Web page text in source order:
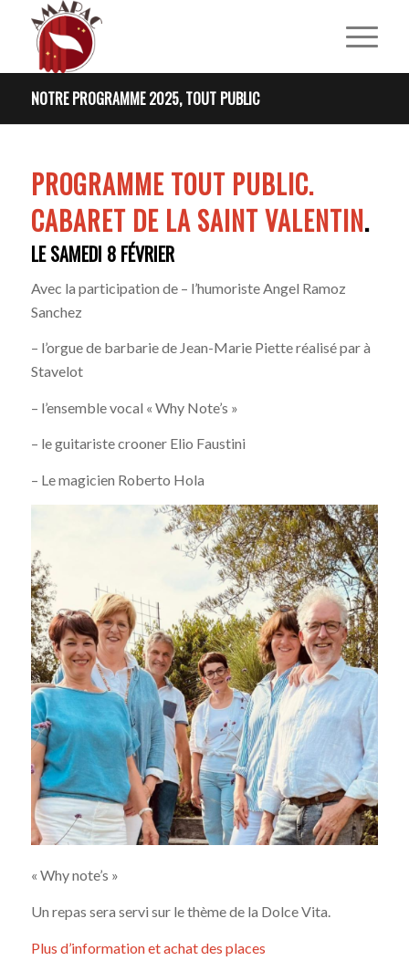
NOTRE PROGRAMME 2025, TOUT PUBLIC
PROGRAMME TOUT PUBLIC.
CABARET DE LA SAINT VALENTIN.
LE SAMEDI 8 FÉVRIER
Avec la participation de – l’humoriste Angel Ramoz
Sanchez
– l’orgue de barbarie de Jean-Marie Piette réalisé par à
Stavelot
– l’ensemble vocal « Why Note’s »
– le guitariste crooner Elio Faustini
– Le magicien Roberto Hola
« Why note’s »
Un repas sera servi sur le thème de la Dolce Vita.
Plus d’information et achat des places